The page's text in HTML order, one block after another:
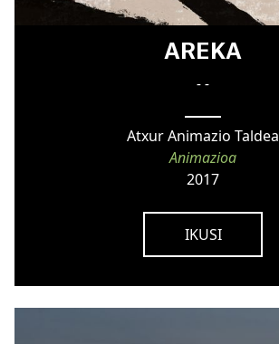
AREKA
- -
Atxur Animazio Taldea
Animazioa
2017
IKUSI